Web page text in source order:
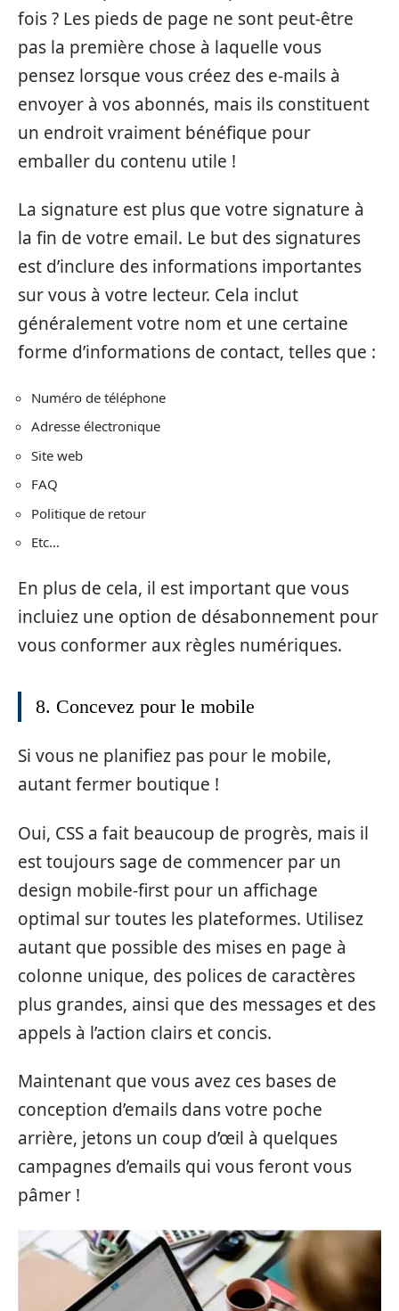
fois ? Les pieds de page ne sont peut-être
pas la première chose à laquelle vous
pensez lorsque vous créez des e-mails à
envoyer à vos abonnés, mais ils constituent
un endroit vraiment bénéfique pour
emballer du contenu utile !
La signature est plus que votre signature à
la fin de votre email. Le but des signatures
est d’inclure des informations importantes
sur vous à votre lecteur. Cela inclut
généralement votre nom et une certaine
forme d’informations de contact, telles que :
Numéro de téléphone
Adresse électronique
Site web
FAQ
Politique de retour
Etc…
En plus de cela, il est important que vous
incluiez une option de désabonnement pour
vous conformer aux règles numériques.
8. Concevez pour le mobile
Si vous ne planifiez pas pour le mobile,
autant fermer boutique !
Oui, CSS a fait beaucoup de progrès, mais il
est toujours sage de commencer par un
design mobile-first pour un affichage
optimal sur toutes les plateformes. Utilisez
autant que possible des mises en page à
colonne unique, des polices de caractères
plus grandes, ainsi que des messages et des
appels à l’action clairs et concis.
Maintenant que vous avez ces bases de
conception d’emails dans votre poche
arrière, jetons un coup d’œil à quelques
campagnes d’emails qui vous feront vous
pâmer !